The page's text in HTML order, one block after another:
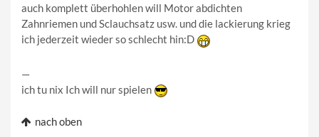
auch komplett überhohlen will Motor abdichten
Zahnriemen und Sclauchsatz usw. und die lackierung krieg
ich jederzeit wieder so schlecht hin:D
—
ich tu nix Ich will nur spielen
nach oben